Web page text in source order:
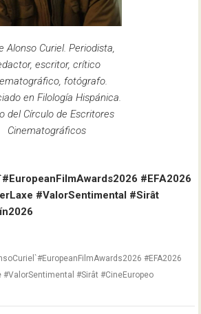
Alonso Curiel. Periodista,
escritor, crítico
fotógrafo.
en Filología Hispánica.
del Círculo de Escritores
Cinematográficos
#EFA2026
#ValorSentimental #Sirât
#EFA2026
#Sirât #CineEuropeo